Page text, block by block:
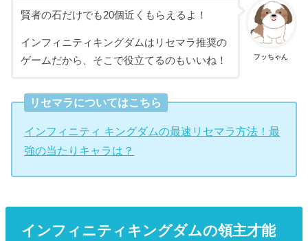
フッちゃん
賢者の石だけでも20個近くもらえるよ！
インフィニティキングダムはリセマラ推奨の
ゲームだから、そこで役立てるのもいいね！
リセマラについてはこちら
インフィニティ キングダムの最速リセマラ方法！最
強の当たりキャラは？
インフィニティキングダムの領主才能